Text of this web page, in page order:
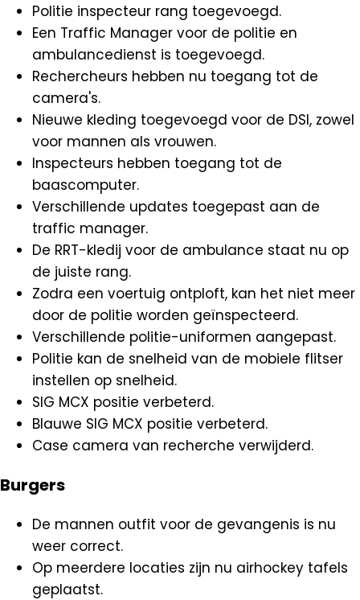
Politie inspecteur rang toegevoegd.
Een Traffic Manager voor de politie en
ambulancedienst is toegevoegd.
Rechercheurs hebben nu toegang tot de
camera's.
Nieuwe kleding toegevoegd voor de DSI, zowel
voor mannen als vrouwen.
Inspecteurs hebben toegang tot de
baascomputer.
Verschillende updates toegepast aan de
traffic manager.
De RRT-kledij voor de ambulance staat nu op
de juiste rang.
Zodra een voertuig ontploft, kan het niet meer
door de politie worden geïnspecteerd.
Verschillende politie-uniformen aangepast.
Politie kan de snelheid van de mobiele flitser
instellen op snelheid.
SIG MCX positie verbeterd.
Blauwe SIG MCX positie verbeterd.
Case camera van recherche verwijderd.
Burgers
De mannen outfit voor de gevangenis is nu
weer correct.
Op meerdere locaties zijn nu airhockey tafels
geplaatst.